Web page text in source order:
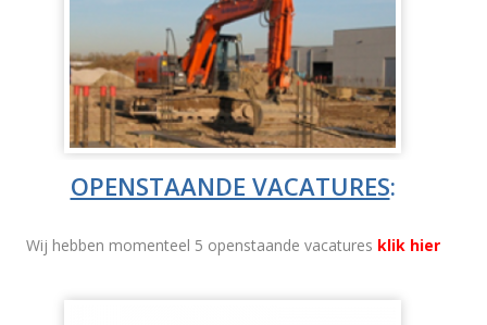
OPENSTAANDE VACATURES:
Wij hebben momenteel 5 openstaande vacatures klik hier